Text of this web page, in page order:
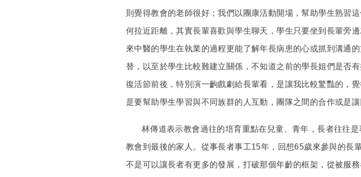
則覺得教會的老師很好；我們以團康活動開場，幫助學生熟習
何拉近距離，其實長輩喜歡與學生聊天，學生只要坐到長輩旁
來中醫的學生在執業的過程更能了解年長病患的心或抓到溝通
替，以至於學生比較難建立關係，不知道之前的學長姐們是否
復活節前後，特別演一齣戲劇給長輩看，是讓我比較驚豔的，
是要幫助學生學習與不同族群的人互動，團隊之間的合作或是
林傳道表示教會過往的培育重點在兒童、青年，長者往往是
教會到最後的家人。從事長者事工15年，回想65歲來參與的長
不是可以讓長者有更多的發展，打破那個年齡的框架，從被服